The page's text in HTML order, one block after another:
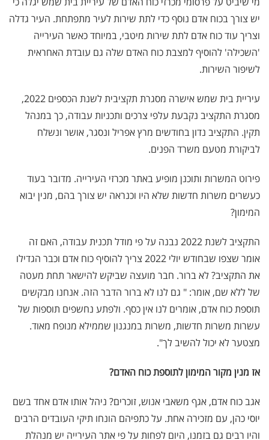
יש צורך בכוח אדם נוסף כדי לתת שירות לעיר מתפתחת. העיר גדלה
וצריך עוד כוח אדם לתת שירות מיטבי, במיוחד כאשר העירייה
'השכילה' להוסיף למצבת כוח האדם שלה גם עובדת האחראית
לשיפור השירות.
עיריית בית שמש אישרה מסגרת תקציבית לשנת הכספים 2022,
מסגרת התקציב נקבעת עלפי צרכים ותכניות עבודה, כך במנהל
תקין. התקציב נדון בחודשים מרץ אפריל ונסגר, אושר ונשלח
לביקורת מטעם משרד הפנים.
פירוט המשרות ותוכנן מופיע באתר מכרזי העירייה. מדובר בעוד
כעשרים משרות חדשות שלא היו וכנראה יש צורך בהם, מנין יבוא
המימון?
התקציב לשנת 2022 נבנה על פי מודל תכנית עבודה, האם זה
אומר שצפו שבחודש יולי 2022 צריך להוסיף כוח אדם וכבר הגדילו
את התקציב? לא ברור. חבר מועצה שביקש להישאר תחת מעטה
של ללא שם, אומר: " גם לנו לא ברור הדבר הזה. אנחנו מבקשים
תוספת כוח אדם, אומרים לנו אין כסף. ולפתע נחשפים תוספות של
עשרות משרות חדשות, משרות במנגנון שממילא מנופח מאוד.
מצטער לא יכול להשיב לך".
אז מנין מקור המימון לתוספת כוח האדם?
אגב כוח אדם, אגף משאבי אנוש, זוכרים? ניהל אותו אדם אחד בשם
יוסי כהן, עם מזכירה אחת. על כתפיהם הונחו תיקי העובדים הרבים
והיו רבים גם בזמנו, היום לפחות על פי אתר העירייה יש מנהלת